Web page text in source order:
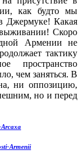
как будто мы
Джермуке! Какая
выживании! Скоро
Армении не
тактику
пространство
чем заняться. В
ни оппозицию,
но и перед
Arcaxa
Armenii